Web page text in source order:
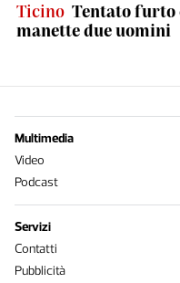
Ticino Tentato furto
manette due uomini
Multimedia
Video
Podcast
Servizi
Contatti
Pubblicità